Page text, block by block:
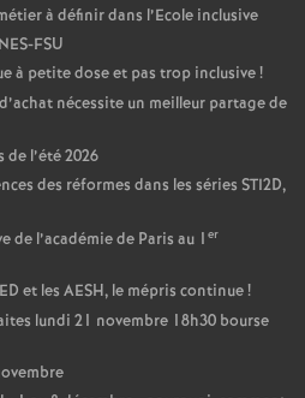
à définir dans l’Ecole inclusive
FSU
à petite dose et pas trop inclusive!
nécessite un meilleur partage de
de l’été 2026
des réformes dans les séries STI2D,
de l’académie de Paris au 1 er
et les AESH, le mépris continue!
lundi 21 novembre 18h30 bourse